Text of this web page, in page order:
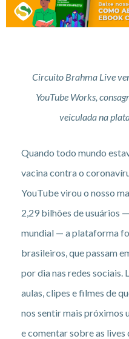
Circuito Brahma Live
YouTube Works,
veiculada na
Quando todo mundo
vacina contra o
YouTube virou o nosso
2,29 bilhões de usuários
mundial — a plataforma
brasileiros, que passam
por dia nas redes sociais.
aulas, clipes e filmes de
nos sentir mais próximos
e comentar sobre as